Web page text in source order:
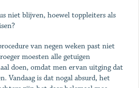
niet blijven, hoewel toppleiters als
van negen weken past niet
moesten alle getuigen
doen, omdat men ervan uitging dat
Vandaag is dat nogal absurd, het